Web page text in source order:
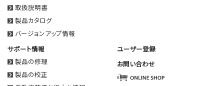
取扱説明書
製品カタログ
バージョンアップ情報
サポート情報
製品の修理
製品の校正
ユーザー登録
お問い合わせ